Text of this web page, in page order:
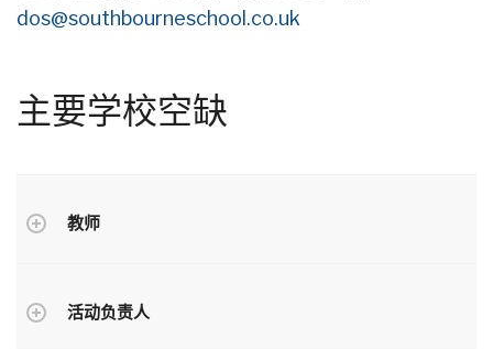
dos@southbourneschool.co.uk
主要学校空缺
教师
活动负责人